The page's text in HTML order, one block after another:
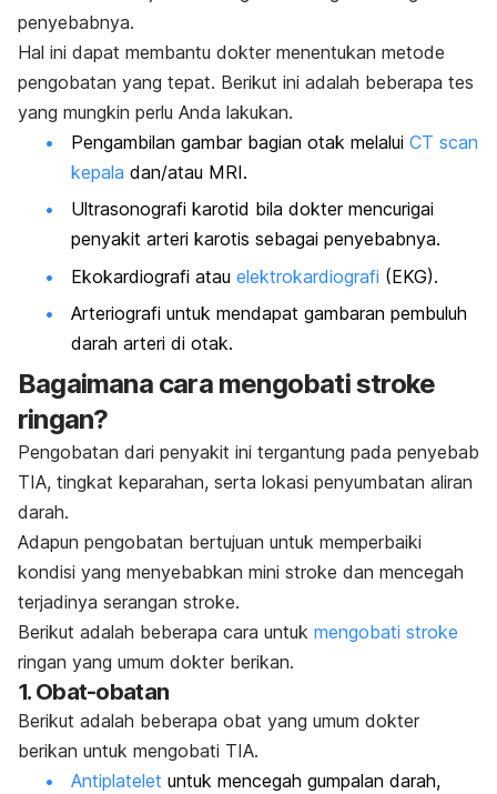
penyebabnya.
Hal ini dapat membantu dokter menentukan metode
pengobatan yang tepat. Berikut ini adalah beberapa tes
yang mungkin perlu Anda lakukan.
Pengambilan gambar bagian otak melalui CT scan
kepala dan/atau MRI.
Ultrasonografi karotid bila dokter mencurigai
penyakit arteri karotis sebagai penyebabnya.
Ekokardiografi atau elektrokardiografi (EKG).
Arteriografi untuk mendapat gambaran pembuluh
darah arteri di otak.
Bagaimana cara mengobati stroke
ringan?
Pengobatan dari penyakit ini tergantung pada penyebab
TIA, tingkat keparahan, serta lokasi penyumbatan aliran
darah.
Adapun pengobatan bertujuan untuk memperbaiki
kondisi yang menyebabkan mini stroke dan mencegah
terjadinya serangan stroke.
Berikut adalah beberapa cara untuk mengobati stroke
ringan yang umum dokter berikan.
1. Obat-obatan
Berikut adalah beberapa obat yang umum dokter
berikan untuk mengobati TIA.
Antiplatelet untuk mencegah gumpalan darah,